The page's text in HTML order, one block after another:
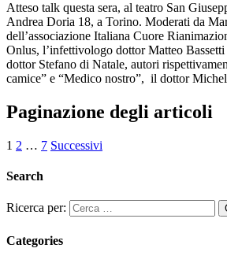
Atteso talk questa sera, al teatro San
Andrea Doria 18, a Torino. Moderati da
dell’associazione Italiana Cuore
Onlus, l’infettivologo dottor Matteo
dottor Stefano di Natale, autori
camice” e “Medico nostro”, il dottor
Paginazione degli articoli
1 2 … 7 Successivi
Search
Ricerca per:
Categories